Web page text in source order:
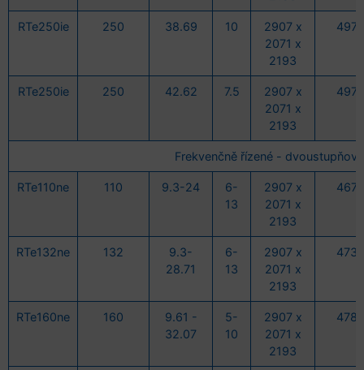
RTe250ie 250 38.69 10
2907 x
2071 x
2193
4975
RTe250ie 250 42.62 7.5
2907 x
2071 x
2193
4975
Frekvenčně řízené - dvoustupňové
RTe110ne 110 9.3-24
6-
13
2907 x
2071 x
2193
4672
RTe132ne 132
9.3-
28.71
6-
13
2907 x
2071 x
2193
4736
RTe160ne 160
9.61 -
32.07
5-
10
2907 x
2071 x
2193
4783